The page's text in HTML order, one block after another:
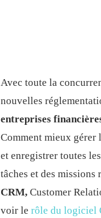
Avec toute la
nouvelles
entreprises
Comment mieux gérer
et enregistrer toutes
tâches et des
CRM, Customer
voir le rôle du logiciel